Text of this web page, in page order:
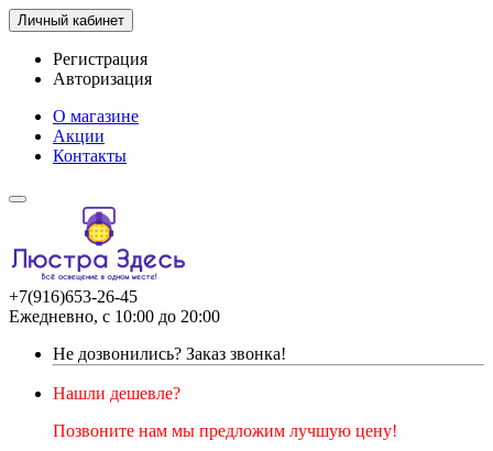
Личный кабинет
Регистрация
Авторизация
О магазине
Акции
Контакты
+7(916)653-26-45
Ежедневно, с 10:00 до 20:00
Не дозвонились? Заказ звонка!
Нашли дешевле?
Позвоните нам мы предложим лучшую цену!